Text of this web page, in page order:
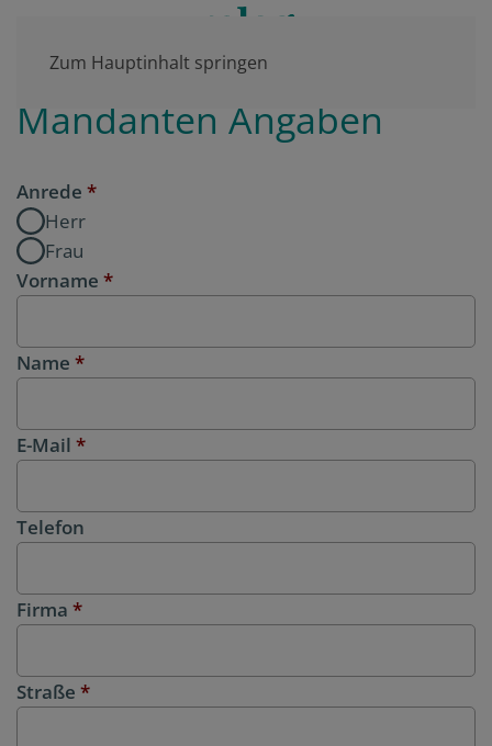
Zum Hauptinhalt springen
Mandanten Angaben
Anrede *
Herr
Frau
Vorname *
Name *
E-Mail *
Telefon
Firma *
Straße *